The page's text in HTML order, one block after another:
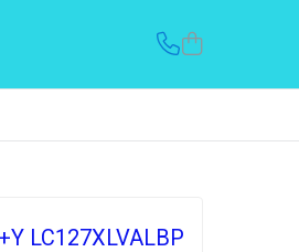
LC127XLVALBP